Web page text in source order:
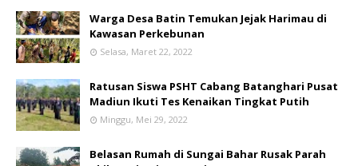
Warga Desa Batin Temukan Jejak Harimau di
Kawasan Perkebunan
Selasa, Maret 22, 2022
Ratusan Siswa PSHT Cabang Batanghari Pusat
Madiun Ikuti Tes Kenaikan Tingkat Putih
Minggu, Mei 29, 2022
Belasan Rumah di Sungai Bahar Rusak Parah